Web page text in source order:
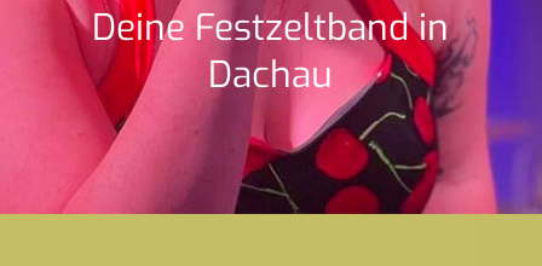
Deine Festzeltband in
Dachau